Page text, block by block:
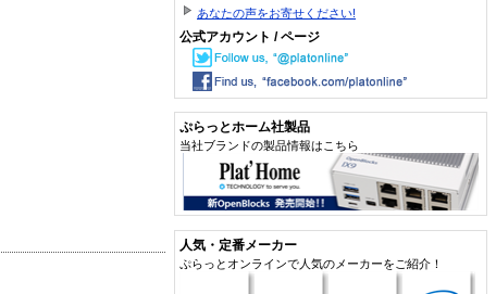
あなたの声をお寄せください!
公式アカウント / ページ
ぷらっとホーム社製品
当社ブランドの製品情報はこちら
人気・定番メーカー
ぷらっとオンラインで人気のメーカーをご紹介！